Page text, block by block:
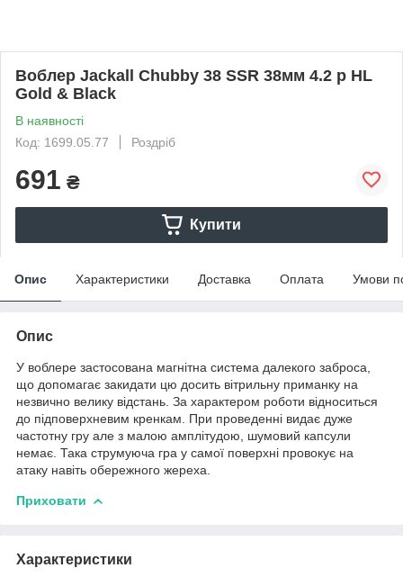
Воблер Jackall Chubby 38 SSR 38мм 4.2 р HL
Gold & Black
В наявності
Код: 1699.05.77
Роздріб
691 ₴
Купити
Опис Характеристики Доставка Оплата Умови
Опис
У воблере застосована магнітна система далекого заброса,
що допомагає закидати цю досить вітрильну приманку на
незвично велику відстань. За характером роботи відноситься
до підповерхневим кренкам. При проведенні видає дуже
частотну гру але з малою амплітудою, шумовий капсули
немає. Така струмуюча гра у самої поверхні провокує на
атаку навіть обережного жереха.
Приховати
Характеристики